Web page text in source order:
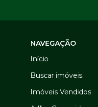
NAVEGAÇÃO
Início
Buscar imóveis
Imóveis Vendidos